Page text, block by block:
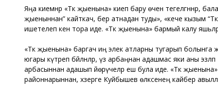
Яңа киемнәр «Тәкә җыенына» киеп бару өчен тегелгәннәр,
җыеныннан” кайткач, бер атнадан туды», «кече кызым
ишетелеп кенә тора иде. «Тәкә җыенына» бармый калу
«Тәкә җыенына» баргач иң элек атларны тугарып болынга
югары күтәреп бәйләнәләр, үз арбаңнан адашмас яки аны
арбасыннан адашып йөрүчеләр еш була иде. «Тәкә
районнарыннан, хәзерге Куйбышев өлкәсенең кайбер